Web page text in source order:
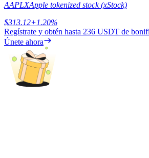
AAPLXApple tokenized stock (xStock)
$313.12+1.20%
Regístrate y obtén hasta 236 USDT de
Únete ahora